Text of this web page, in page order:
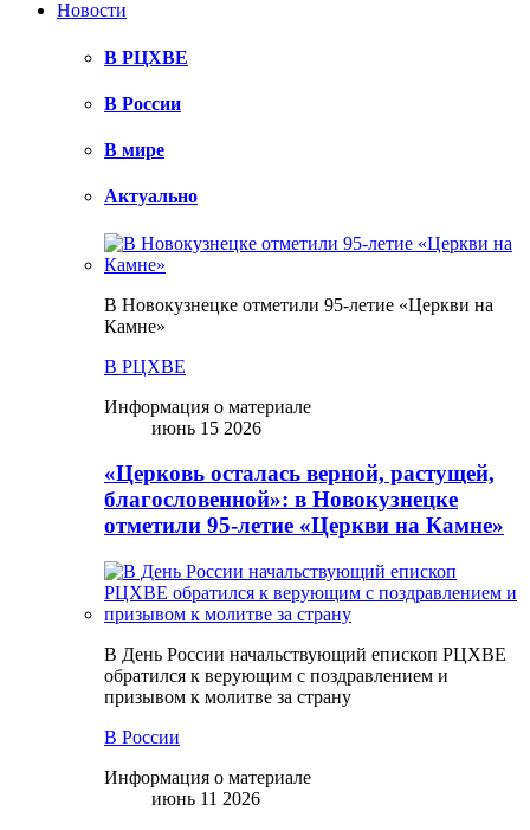
Новости
В РЦХВЕ
В России
В мире
Актуально
В Новокузнецке отметили 95-летие «Церкви на
Камне»
В РЦХВЕ
Информация о материале
июнь 15 2026
«Церковь осталась верной, растущей,
благословенной»: в Новокузнецке
отметили 95-летие «Церкви на Камне»
В День России начальствующий епископ РЦХВЕ
обратился к верующим с поздравлением и
призывом к молитве за страну
В России
Информация о материале
июнь 11 2026